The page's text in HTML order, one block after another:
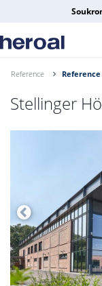
Reference Reference
Stellinger